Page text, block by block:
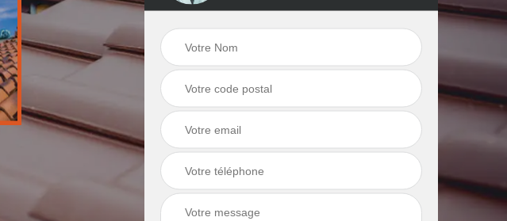
Rénovation de
toiture 21
Démoussage de
toiture 21
Couvreur zingueur
21